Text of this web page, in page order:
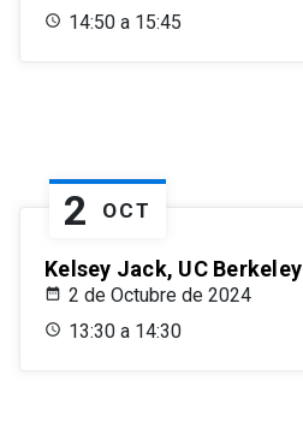
14:50 a 15:45
2 OCT
Kelsey Jack, UC Berkeley
2 de Octubre de 2024
13:30 a 14:30